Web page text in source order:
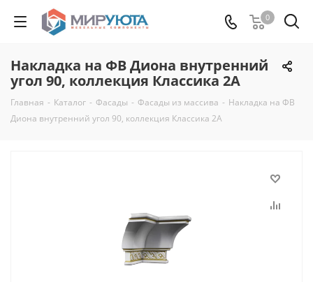
0
Накладка на ФВ Диона внутренний
угол 90, коллекция Классика 2А
Главная - Каталог - Фасады - Фасады из массива - Накладка на ФВ
Диона внутренний угол 90, коллекция Классика 2А